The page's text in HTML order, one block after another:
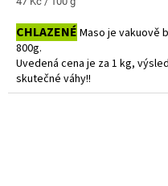
CHLAZENÉ Maso je vakuově
800g.
Uvedená cena je za 1 kg,
skutečné váhy!!
Do košíku vkládejte počet